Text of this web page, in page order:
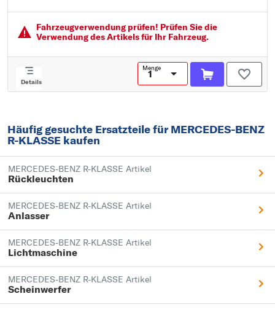
Fahrzeugver­wendung prüfen! Prüfen Sie die
Verwendung des Artikels für Ihr Fahrzeug.
Details
Menge
Häufig gesuchte Ersatzteile für MERCEDES-BENZ
R-KLASSE kaufen
MERCEDES-BENZ R-KLASSE Artikel
Rückleuchten
MERCEDES-BENZ R-KLASSE Artikel
Anlasser
MERCEDES-BENZ R-KLASSE Artikel
Lichtmaschine
MERCEDES-BENZ R-KLASSE Artikel
Scheinwerfer